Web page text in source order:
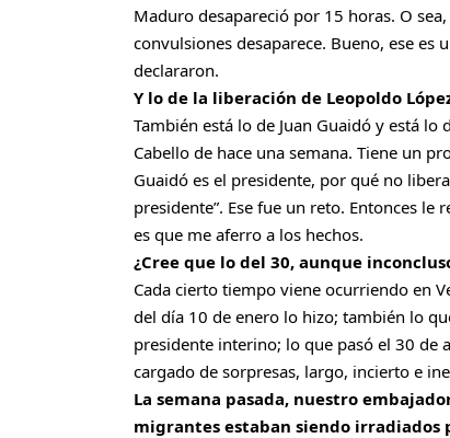
Maduro desapareció por 15 horas. O
convulsiones desaparece. Bueno, ese
declararon.
Y lo de la liberación de Leopoldo
También está lo de Juan Guaidó y está
Cabello de hace una semana. Tiene un
Guaidó es el presidente, por qué no
presidente”. Ese fue un reto. Entonces
es que me aferro a los hechos.
¿Cree que lo del 30, aunque
Cada cierto tiempo viene ocurriendo en
del día 10 de enero lo hizo; también lo
presidente interino; lo que pasó el 30 de
cargado de sorpresas, largo, incierto e
La semana pasada, nuestro
migrantes estaban siendo irradiados